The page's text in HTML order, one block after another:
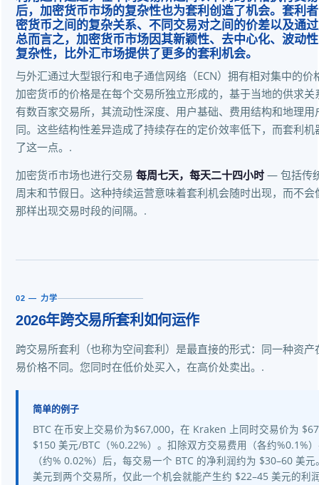
后，加密货币市场的复杂性也为套利创造了机会。套利
密货币之间的复杂关系、不同交易对之间的价差以及通
总而言之，加密货币市场因其新颖性、去中心化、波动
复杂性，比外汇市场提供了更多的套利机会。
与外汇通过大型银行和电子通信网络（ECN）拥有相对集中的价
加密货币的价格是在每个交易所独立形成的，基于当地的供求关
有数百家交易所，其流动性深度、用户基础、费用结构和地理用
同。这些结构性差异造成了持续存在的定价效率低下，而套利
了这一点。.
加密货币市场也进行交易 每周七天，每天二十四小时 — 包括传
周末和节假日。这种持续运营意味着套利机会随时出现，而不
那样出现交易时段的间隔。.
02 — 力学
2026年跨交易所套利如何运作
跨交易所套利（也称为空间套利）是最直接的形式：同一种资
易价格不同。您同时在低价处买入，在高价处卖出。.
简单的例子
BTC 在币安上交易价为$67,000，在 Kraken 上同时交易价为
$150 美元/BTC（%0.22%）。扣除双方交易费用（各约%0.1%
（约% 0.02%）后，每交易一个 BTC 的净利润约为 $30–60 美
美元到两个交易所，仅此一个机会就能产生约 $22–45 美元的